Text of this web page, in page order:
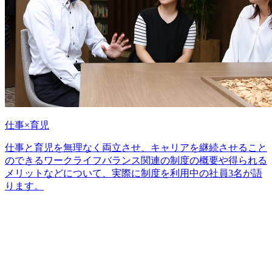
仕事×育児
仕事と育児を無理なく両立させ、キャリアを継続させること
のできるワークライフバランス関連の制度の概要や得られる
メリットなどについて、実際に制度を利用中の社員3名が語
ります。